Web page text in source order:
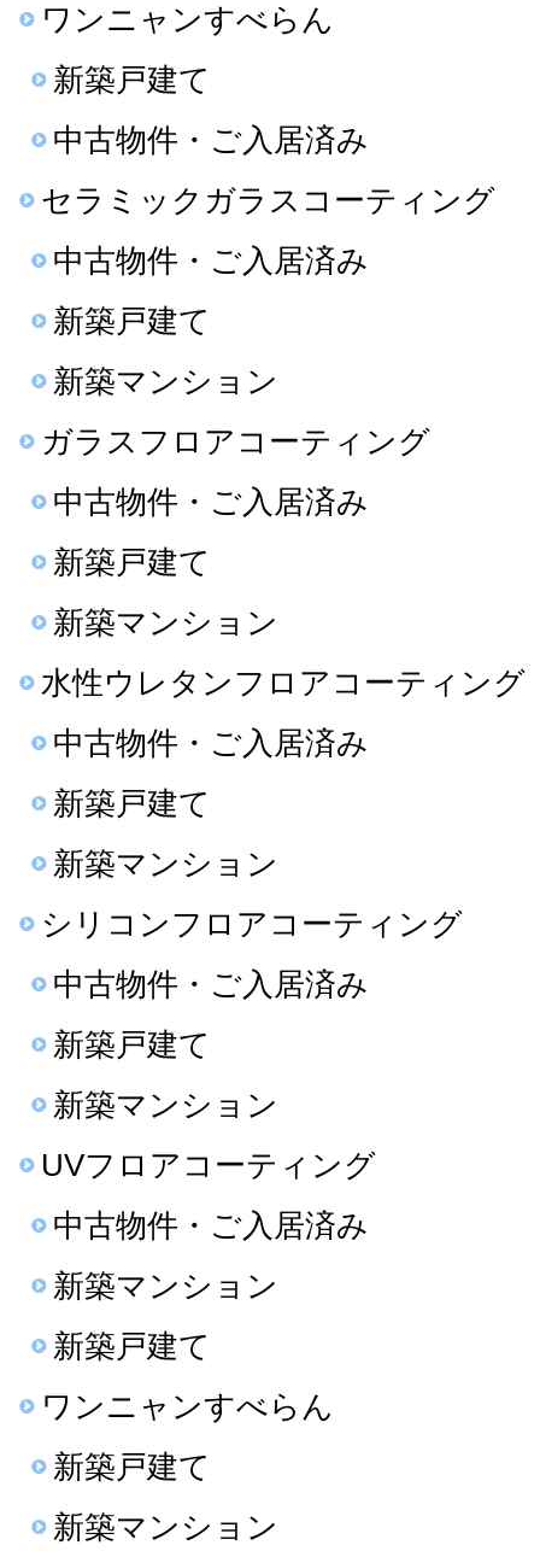
ワンニャンすべらん
新築戸建て
中古物件・ご入居済み
セラミックガラスコーティング
中古物件・ご入居済み
新築戸建て
新築マンション
ガラスフロアコーティング
中古物件・ご入居済み
新築戸建て
新築マンション
水性ウレタンフロアコーティング
中古物件・ご入居済み
新築戸建て
新築マンション
シリコンフロアコーティング
中古物件・ご入居済み
新築戸建て
新築マンション
UVフロアコーティング
中古物件・ご入居済み
新築マンション
新築戸建て
ワンニャンすべらん
新築戸建て
新築マンション